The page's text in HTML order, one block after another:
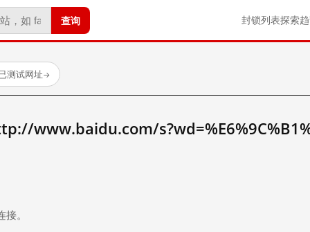
查询 封锁列表探索
测试网址→
www.baidu.com/
。